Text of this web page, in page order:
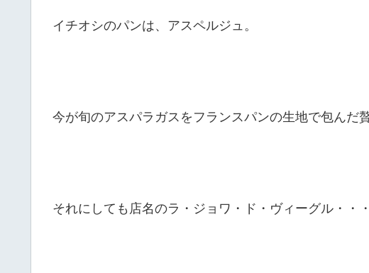
イチオシのパンは、アスペルジュ。
今が旬のアスパラガスをフランスパンの生地で包んだ
それにしても店名のラ・ジョワ・ド・ヴィーグル・・